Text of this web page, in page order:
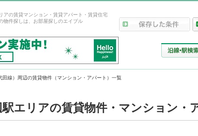
アの賃貸マンション・賃貸アパート・賃貸住宅
物件探しは、お部屋探しのエイブル
田線）周辺の賃貸物件（マンション・アパート）一覧
エリアの賃貸物件・マンション・